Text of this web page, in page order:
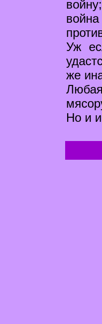
Уж
же
Но и